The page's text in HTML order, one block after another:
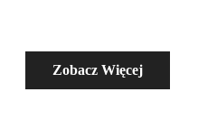
Zobacz Więcej